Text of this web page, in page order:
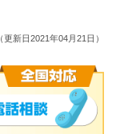
新日2021年04月21日）